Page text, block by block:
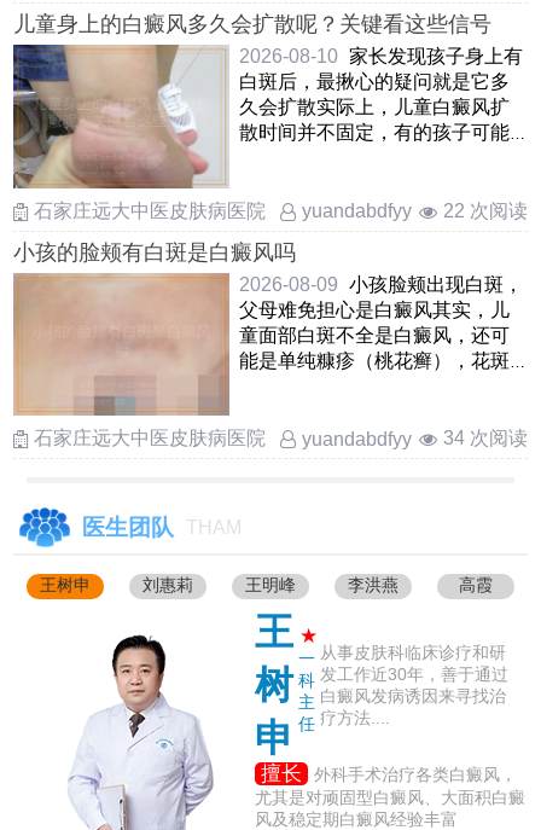
儿童身上的白癜风多久会扩散呢？关键看这些信号
2026-08-10 家长发现孩子身上有
白斑后，最揪心的疑问就是它多
久会扩散实际上，儿童白癜风扩
散时间并不固定，有的孩子可能
石家庄远大中医皮肤病医院 yuandabdfyy 22 次阅读
小孩的脸颊有白斑是白癜风吗
2026-08-09 小孩脸颊出现白斑，
父母难免担心是白癜风其实，儿
童面部白斑不全是白癜风，还可
能是单纯糠疹（桃花癣），花斑
石家庄远大中医皮肤病医院
yuandabdfyy 34 次阅读
医生团队 THAM
王树申 刘惠莉 王明峰 李洪燕 高霞
王
树
申
★
一
科
主
任
从事皮肤科临床诊疗和研
发工作近30年，善于通过
白癜风发病诱因来寻找治
疗方法....
擅长
外科手术治疗各类白癜风，
尤其是对顽固型白癜风、大面积白癜
风及稳定期白癜风经验丰富